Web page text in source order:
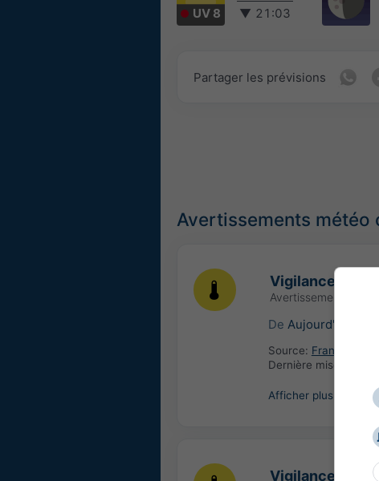
UV 8
▼ 21:03
Partager les prévisions
Avertissements météo
Vigilance jaune
Avertissement
De Aujourd'hui
Source: France:
Dernière mise à jour:
Afficher plus
Vigilance